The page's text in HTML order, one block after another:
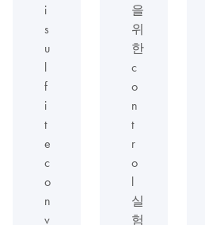
i
s
u
l
f
i
t
e
c
o
n
v
을
위
한
c
o
n
t
r
o
l
실
험